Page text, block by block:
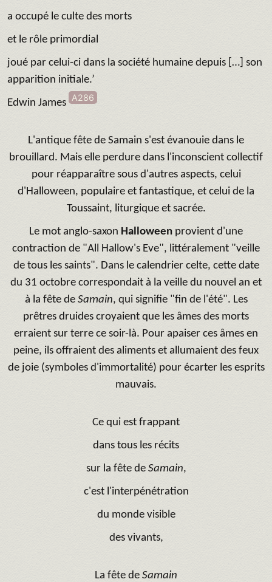
a occupé le culte des morts
et le rôle primordial
joué par celui-ci dans la société humaine depuis […] son
apparition initiale.’
Edwin James A286
L'antique fête de Samain s'est évanouie dans le
brouillard. Mais elle perdure dans l'inconscient collectif
pour réapparaître sous d'autres aspects, celui
d'Halloween, populaire et fantastique, et celui de la
Toussaint, liturgique et sacrée.
Le mot anglo-saxon Halloween provient d'une
contraction de "All Hallow's Eve", littéralement "veille
de tous les saints". Dans le calendrier celte, cette date
du 31 octobre correspondait à la veille du nouvel an et
à la fête de Samain, qui signifie "fin de l'été". Les
prêtres druides croyaient que les âmes des morts
erraient sur terre ce soir-là. Pour apaiser ces âmes en
peine, ils offraient des aliments et allumaient des feux
de joie (symboles d'immortalité) pour écarter les esprits
mauvais.
Ce qui est frappant
dans tous les récits
sur la fête de Samain,
c'est l'interpénétration
du monde visible
des vivants,
La fête de Samain